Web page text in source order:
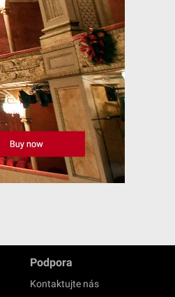
Podpora
Kontaktujte nás